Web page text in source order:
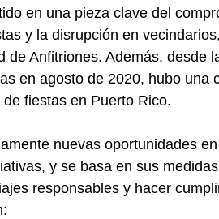
en una pieza clave del
y la disrupción en
de Anfitriones. Además, desde
en agosto de 2020, hubo una
fiestas en Puerto Rico.
nuevas oportunidades
y se basa en sus
responsables y hacer